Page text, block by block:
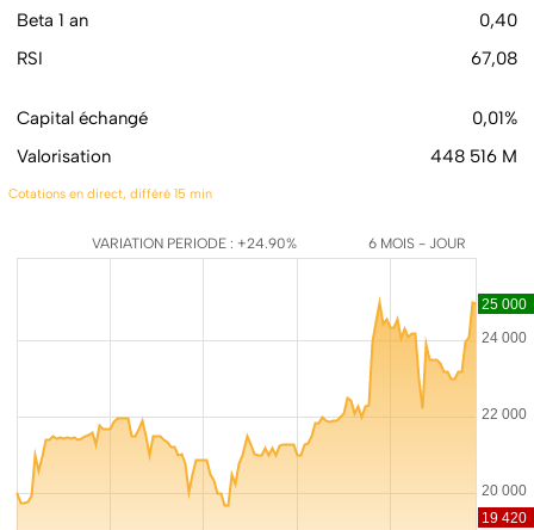
Beta 1 an
0,40
RSI
67,08
Capital échangé
0,01%
Valorisation
448 516 M
Cotations en direct, différé 15 min
VARIATION PERIODE : +24.90% 6 MOIS - JOUR